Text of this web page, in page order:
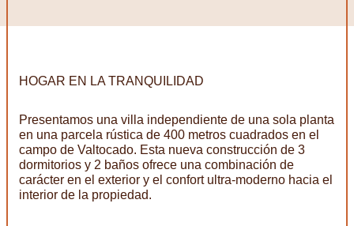
HOGAR EN LA TRANQUILIDAD
Presentamos una villa independiente de una sola planta
en una parcela rústica de 400 metros cuadrados en el
campo de Valtocado. Esta nueva construcción de 3
dormitorios y 2 baños ofrece una combinación de
carácter en el exterior y el confort ultra-moderno hacia el
interior de la propiedad.